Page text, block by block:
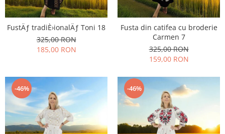
FustÄƒ tradiÈ›ionalÄƒ Toni 18
325,00 RON
185,00 RON
Fusta din catifea cu broderie
Carmen 7
325,00 RON
159,00 RON
-46% -46%